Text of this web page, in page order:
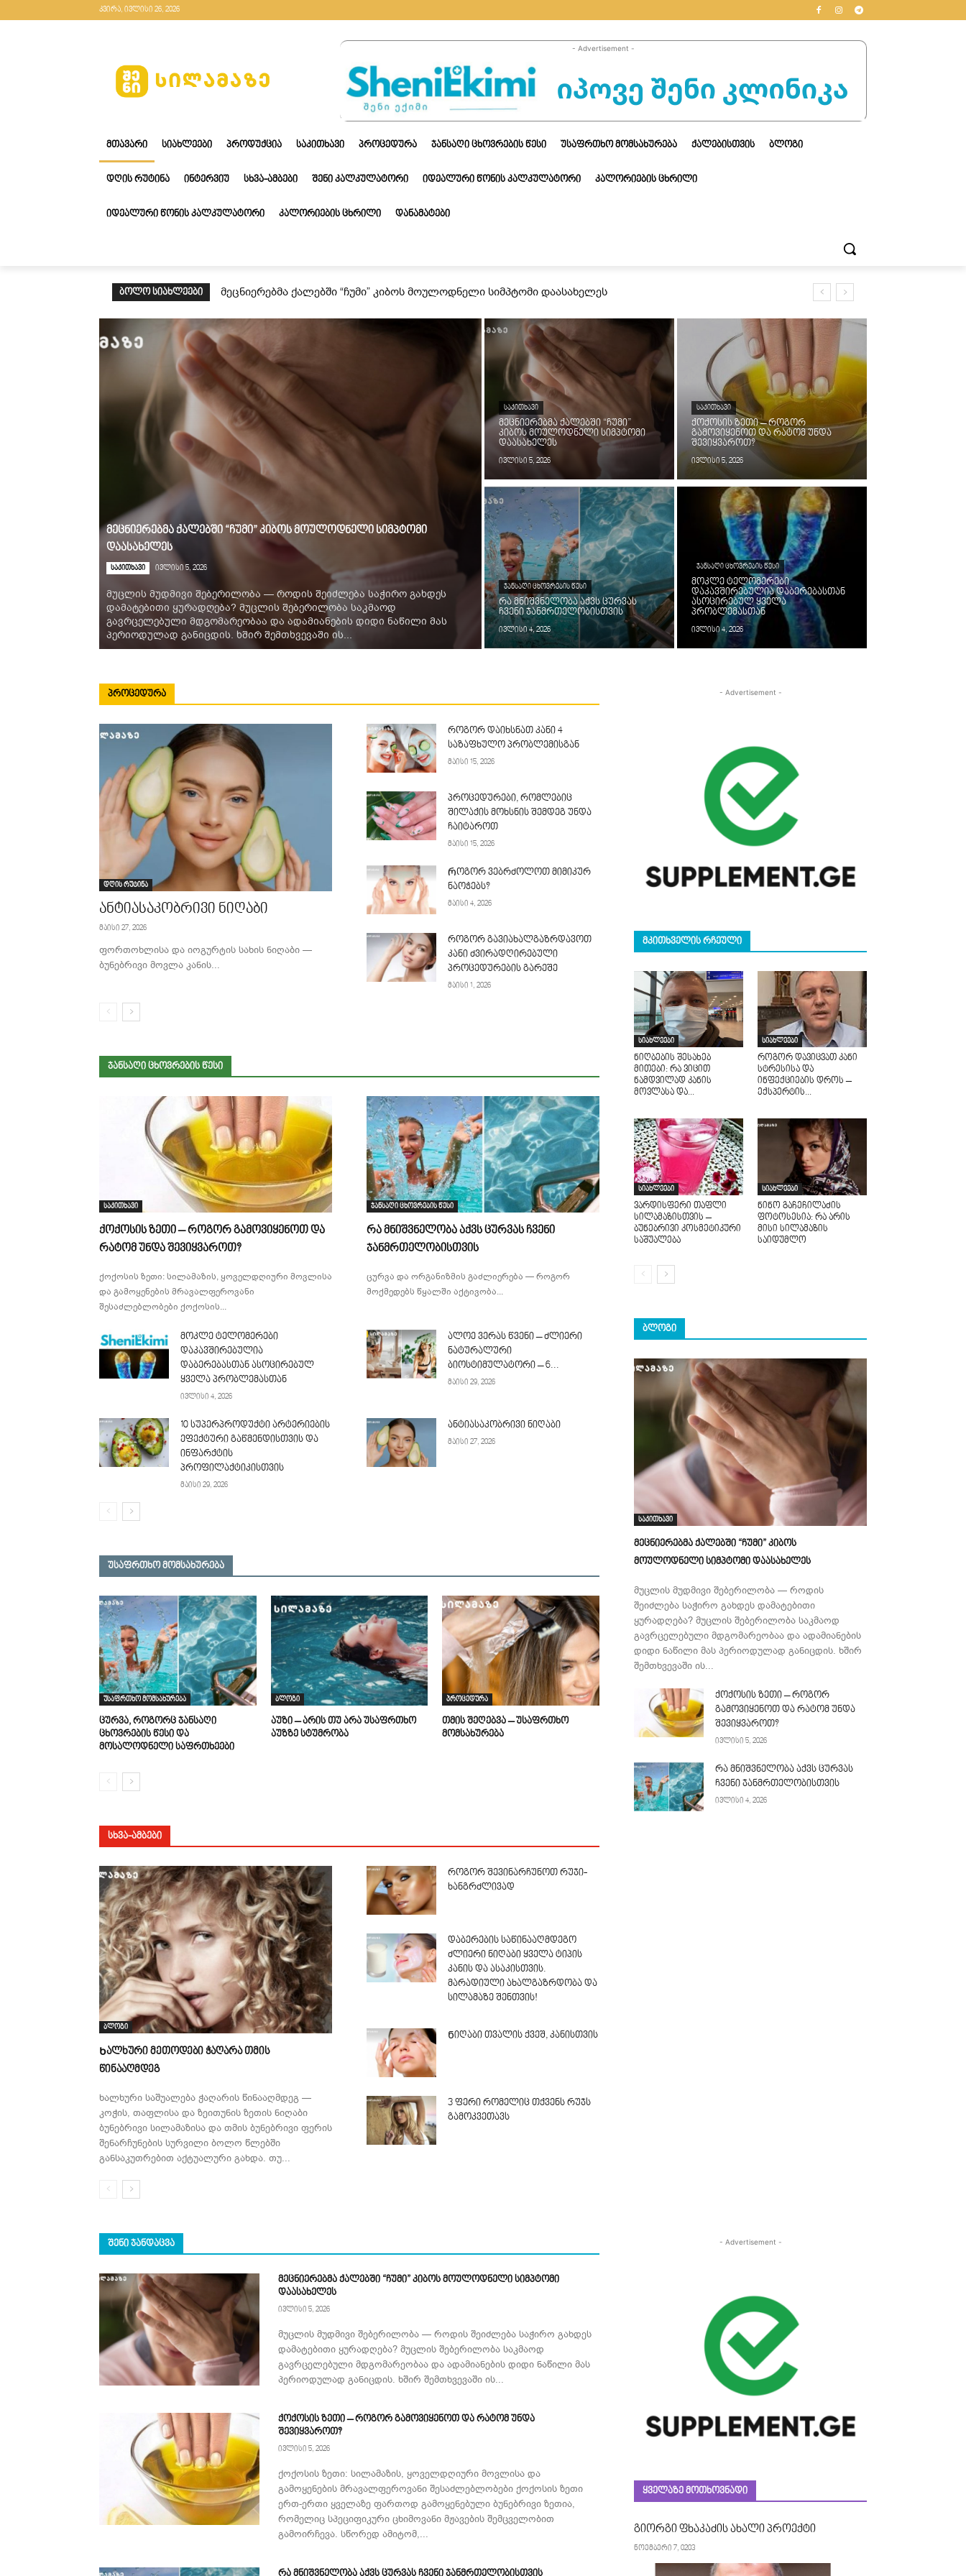
კვირა, ივლისი 26, 2026
- Advertisement -
ᲛᲗᲐᲕᲐᲠᲘ ᲡᲘᲐᲮᲚᲔᲔᲑᲘ ᲞᲠᲝᲓᲣᲥᲪᲘᲐ ᲡᲐᲙᲘᲗᲮᲐᲕᲘ ᲞᲠᲝᲪᲔᲓᲣᲠᲐ ᲯᲐᲜᲡᲐᲦᲘ ᲪᲮᲝᲕᲠᲔᲑᲘᲡ ᲬᲔᲡᲘ ᲣᲡᲐᲤᲠᲗᲮᲝ ᲛᲝᲛᲡᲐᲮᲣᲠᲔᲑᲐ ᲥᲐᲚᲔᲑᲘᲡᲗᲕᲘᲡ ᲑᲚᲝᲒᲘ
ᲓᲦᲘᲡ ᲠᲣᲢᲘᲜᲐ ᲘᲜᲢᲔᲠᲕᲘᲣ ᲡᲮᲕᲐ-ᲐᲛᲑᲔᲑᲘ ᲨᲔᲜᲘ ᲙᲐᲚᲙᲣᲚᲐᲢᲝᲠᲘ ᲘᲓᲔᲐᲚᲣᲠᲘ ᲬᲝᲜᲘᲡ ᲙᲐᲚᲙᲣᲚᲐᲢᲝᲠᲘ ᲙᲐᲚᲝᲠᲘᲔᲑᲘᲡ ᲪᲮᲠᲘᲚᲘ
ᲘᲓᲔᲐᲚᲣᲠᲘ ᲬᲝᲜᲘᲡ ᲙᲐᲚᲙᲣᲚᲐᲢᲝᲠᲘ ᲙᲐᲚᲝᲠᲘᲔᲑᲘᲡ ᲪᲮᲠᲘᲚᲘ ᲓᲐᲜᲐᲛᲐᲢᲔᲑᲘ
ᲑᲝᲚᲝ ᲡᲘᲐᲮᲚᲔᲔᲑᲘ მეცნიერებმა ქალებში “ჩუმი” კიბოს მოულოდნელი სიმპტომი დაასახელეს
მეცნიერებმა ქალებში “ჩუმი” კიბოს მოულოდნელი სიმპტომი
დაასახელეს
საკითხავი ივლისი 5, 2026
მუცლის მუდმივი შებერილობა — როდის შეიძლება საჭირო გახდეს
დამატებითი ყურადღება? მუცლის შებერილობა საკმაოდ
გავრცელებული მდგომარეობაა და ადამიანების დიდი ნაწილი მას
პერიოდულად განიცდის. ხშირ შემთხვევაში ის...
ᲡᲐᲙᲘᲗᲮᲐᲕᲘ
მეცნიერებმა ქალებში “ჩუმი”
კიბოს მოულოდნელი სიმპტომი
დაასახელეს
ივლისი 5, 2026
ᲡᲐᲙᲘᲗᲮᲐᲕᲘ
ქოქოსის ზეთი – როგორ
გამოვიყენოთ და რატომ უნდა
შევიყვაროთ?
ივლისი 5, 2026
ᲯᲐᲜᲡᲐᲦᲘ ᲪᲮᲝᲕᲠᲔᲑᲘᲡ ᲬᲔᲡᲘ
რა მნიშვნელობა აქვს ცურვას
ჩვენი ჯანმრთელობისთვის
ივლისი 4, 2026
ᲯᲐᲜᲡᲐᲦᲘ ᲪᲮᲝᲕᲠᲔᲑᲘᲡ ᲬᲔᲡᲘ
მოკლე ტელომერები
დაკავშირებულია დაბერებასთან
ასოცირებულ ყველა
პრობლემასთან
ივლისი 4, 2026
ᲞᲠᲝᲪᲔᲓᲣᲠᲐ
დღის რუტინა
ანტიასაკობრივი ნიღაბი
მაისი 27, 2026
ფორთოხლისა და იოგურტის სახის ნიღაბი —
ბუნებრივი მოვლა კანის...
როგორ დაიხსნათ კანი 4
საზაფხულო პრობლემისგან
მაისი 15, 2026
პროცედურები, რომლებიც
შილაქის მოხსნის შემდეგ უნდა
ჩაიტაროთ
მაისი 15, 2026
Როგორ ვებრძოლოთ მიმიკურ
ნაოჭებს?
მაისი 4, 2026
როგორ გავიახალგაზრდავოთ
კანი ძვირადღირებული
პროცედურების გარეშე
მაისი 1, 2026
ᲯᲐᲜᲡᲐᲦᲘ ᲪᲮᲝᲕᲠᲔᲑᲘᲡ ᲬᲔᲡᲘ
საკითხავი
ქოქოსის ზეთი – როგორ გამოვიყენოთ და
რატომ უნდა შევიყვაროთ?
ქოქოსის ზეთი: სილამაზის, ყოველდღიური მოვლისა
და გამოყენების მრავალფეროვანი
შესაძლებლობები ქოქოსის...
ჯანსაღი ცხოვრების წესი
რა მნიშვნელობა აქვს ცურვას ჩვენი
ჯანმრთელობისთვის
ცურვა და ორგანიზმის გაძლიერება — როგორ
მოქმედებს წყალში აქტივობა...
მოკლე ტელომერები
დაკავშირებულია
დაბერებასთან ასოცირებულ
ყველა პრობლემასთან
ივლისი 4, 2026
ალოე ვერას წვენი – ძლიერი
ნატურალური
ბიოსტიმულატორი – 6...
მაისი 29, 2026
10 სუპერპროდუქტი არტერიების
ეფექტური გაწმენდისთვის და
ინფარქტის
პროფილაქტიკისთვის
მაისი 29, 2026
ანტიასაკობრივი ნიღაბი
მაისი 27, 2026
უსაფრთხო მომსახურება
უსაფრთხო მომსახურება
ცურვა, როგორც ჯანსაღი
ცხოვრების წესი და
მოსალოდნელი საფრთხეები
ბლოგი
აუზი – არის თუ არა უსაფრთხო
აუზზე სტუმრობა
პროცედურა
თმის შეღებვა – უსაფრთხო
მომსახურება
ᲡᲮᲕᲐ-ᲐᲛᲑᲔᲑᲘ
ბლოგი
Ხალხური მეთოდები ჭაღარა თმის
წინააღმდეგ
ხალხური საშუალება ჭაღარის წინააღმდეგ —
კოჭის, თაფლისა და ზეითუნის ზეთის ნიღაბი
ბუნებრივი სილამაზისა და თმის ბუნებრივი ფერის
შენარჩუნების სურვილი ბოლო წლებში
განსაკუთრებით აქტუალური გახდა. თუ...
როგორ შევინარჩუნოთ რუჯი-
ხანგრძლივად
დაბერების საწინააღმდეგო
ძლიერი ნიღაბი ყველა ტიპის
კანის და ასაკისთვის.
მარადიული ახალგაზრდობა და
სილამაზე შენთვის!
Ნიღაბი თვალის ქვეშ, კანისთვის
3 ფერი რომელიც თქვენს რუჯს
გამოკვეთავს
- Advertisement -
ᲛᲙᲘᲗᲮᲕᲔᲚᲘᲡ ᲠᲩᲔᲣᲚᲘ
სიახლეები
ნიღბების შესახებ
მითები: რა ვიცით
ნამდვილად კანის
მოვლასა და...
სიახლეები
როგორ დავიცვათ კანი
სტრესისა და
ინფექციების დროს –
ექსპერტის...
სიახლეები
ვარდისფერი თაფლი
სილამაზისთვის –
ბუნებრივი კოსმეტიკური
საშუალება
სიახლეები
ნინო გაჩეჩილაძის
ფოტოსესია: რა არის
მისი სილამაზის
საიდუმლო
ᲑᲚᲝᲒᲘ
საკითხავი
მეცნიერებმა ქალებში “ჩუმი” კიბოს
მოულოდნელი სიმპტომი დაასახელეს
მუცლის მუდმივი შებერილობა — როდის
შეიძლება საჭირო გახდეს დამატებითი
ყურადღება? მუცლის შებერილობა საკმაოდ
გავრცელებული მდგომარეობაა და ადამიანების
დიდი ნაწილი მას პერიოდულად განიცდის. ხშირ
შემთხვევაში ის...
ქოქოსის ზეთი – როგორ
გამოვიყენოთ და რატომ უნდა
შევიყვაროთ?
ივლისი 5, 2026
რა მნიშვნელობა აქვს ცურვას
ჩვენი ჯანმრთელობისთვის
ივლისი 4, 2026
ᲨᲔᲜᲘ ᲯᲐᲜᲓᲐᲪᲕᲐ
მეცნიერებმა ქალებში “ჩუმი” კიბოს მოულოდნელი სიმპტომი
დაასახელეს
ივლისი 5, 2026
მუცლის მუდმივი შებერილობა — როდის შეიძლება საჭირო გახდეს
დამატებითი ყურადღება? მუცლის შებერილობა საკმაოდ
გავრცელებული მდგომარეობაა და ადამიანების დიდი ნაწილი მას
პერიოდულად განიცდის. ხშირ შემთხვევაში ის...
ქოქოსის ზეთი – როგორ გამოვიყენოთ და რატომ უნდა
შევიყვაროთ?
ივლისი 5, 2026
ქოქოსის ზეთი: სილამაზის, ყოველდღიური მოვლისა და
გამოყენების მრავალფეროვანი შესაძლებლობები ქოქოსის ზეთი
ერთ-ერთი ყველაზე ფართოდ გამოყენებული ბუნებრივი ზეთია,
რომელიც სპეციფიკური ცხიმოვანი მჟავების შემცველობით
გამოირჩევა. სწორედ ამიტომ,...
- Advertisement -
ᲧᲕᲔᲚᲐᲖᲔ ᲛᲝᲗᲮᲝᲕᲜᲐᲓᲘ
გიორგი ფხაკაძის ახალი პროექტი
ნოემბერი 7, 0203